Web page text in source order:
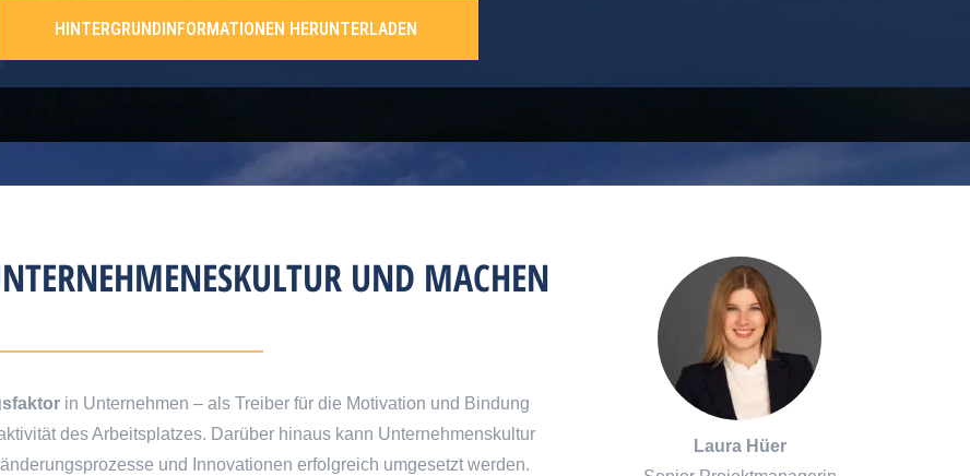
HINTERGRUNDINFORMATIONEN HERUNTERLADEN
UND MACHEN
in Unternehmen – als Treiber für die Motivation und Bindung
des Arbeitsplatzes. Darüber hinaus kann Unternehmenskultur
und Innovationen erfolgreich umgesetzt werden.
Laura Hüer